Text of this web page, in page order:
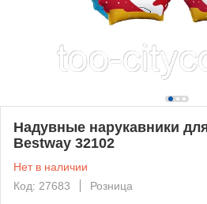
Надувные нарукавники
Bestway 32102
Нет в наличии
Код: 27683
Розница